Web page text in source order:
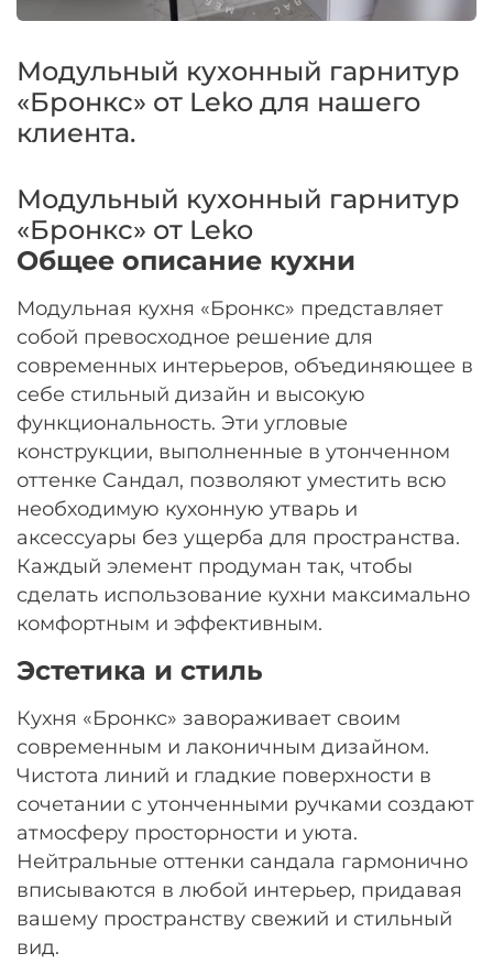
Модульный кухонный гарнитур
«Бронкс» от Leko для нашего
клиента.
Модульный кухонный гарнитур
«Бронкс» от Leko
Общее описание кухни
Модульная кухня «Бронкс» представляет
собой превосходное решение для
современных интерьеров, объединяющее в
себе стильный дизайн и высокую
функциональность. Эти угловые
конструкции, выполненные в утонченном
оттенке Сандал, позволяют уместить всю
необходимую кухонную утварь и
аксессуары без ущерба для пространства.
Каждый элемент продуман так, чтобы
сделать использование кухни максимально
комфортным и эффективным.
Эстетика и стиль
Кухня «Бронкс» завораживает своим
современным и лаконичным дизайном.
Чистота линий и гладкие поверхности в
сочетании с утонченными ручками создают
атмосферу просторности и уюта.
Нейтральные оттенки сандала гармонично
вписываются в любой интерьер, придавая
вашему пространству свежий и стильный
вид.
Оплачивайте сегодня только25% картой
Получайте товар
выбранный способом
Оставшиеся75% будут
списыватьсяс вашей карты
по25%каждые 2 недели
Подробнее
об оплате Плайтом
25
раз в 2 недели
раз в 2 недели
Остались вопросы?
8 800 302-02-51
plait.ru